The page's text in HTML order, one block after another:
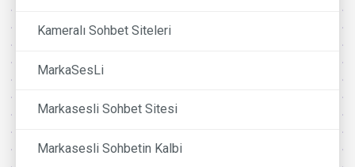
Kameralı Sohbet Siteleri
MarkaSesLi
Markasesli Sohbet Sitesi
Markasesli Sohbetin Kalbi